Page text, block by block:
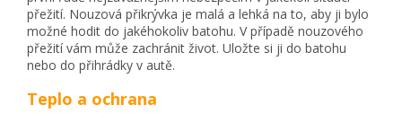
přežití. Nouzová přikrývka je malá a lehká na to, aby ji bylo
možné hodit do jakéhokoliv batohu. V případě nouzového
přežití vám může zachránit život. Uložte si ji do batohu
nebo do přihrádky v autě.
Teplo a ochrana